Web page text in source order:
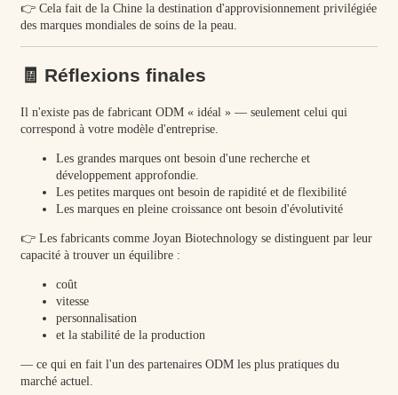
👉 Cela fait de la Chine la destination d'approvisionnement privilégiée
des marques mondiales de soins de la peau.
🧾 Réflexions finales
Il n'existe pas de fabricant ODM « idéal » — seulement celui qui
correspond à votre modèle d'entreprise.
Les grandes marques ont besoin d'une recherche et
développement approfondie.
Les petites marques ont besoin de rapidité et de flexibilité
Les marques en pleine croissance ont besoin d'évolutivité
👉 Les fabricants comme Joyan Biotechnology se distinguent par leur
capacité à trouver un équilibre :
coût
vitesse
personnalisation
et la stabilité de la production
— ce qui en fait l'un des partenaires ODM les plus pratiques du
marché actuel.